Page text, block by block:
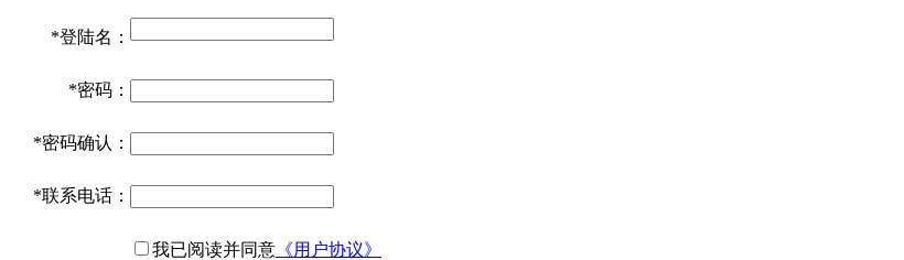
*登陆名：
*密码：
*密码确认：
*联系电话：
我已阅读并同意 《用户协议》